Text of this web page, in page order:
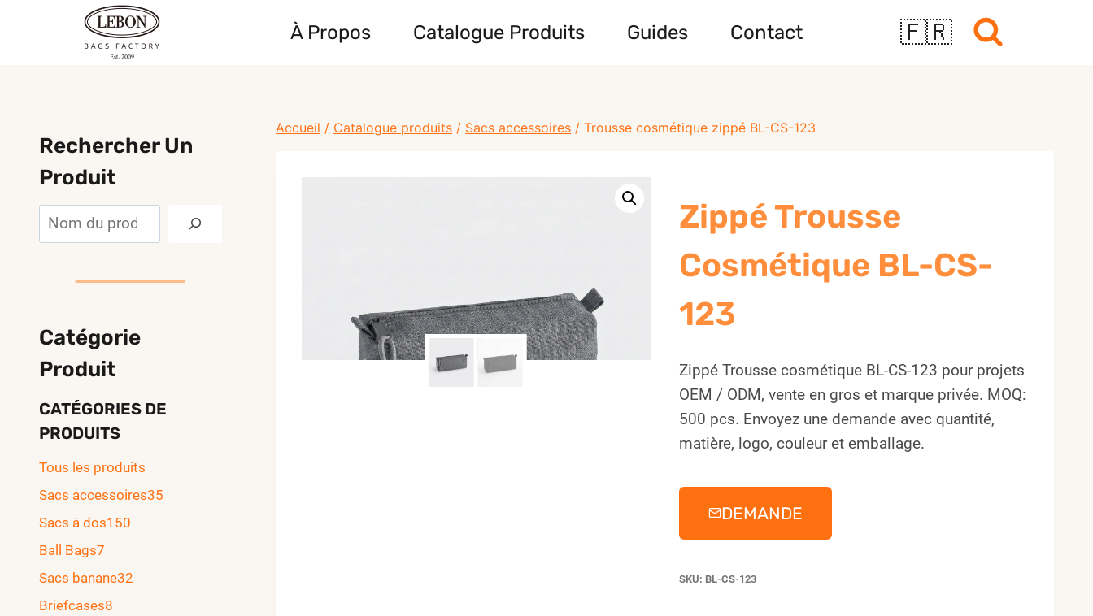
À Propos Catalogue Produits Guides Contact 🇫🇷
Accueil / Catalogue produits / Sacs accessoires / Trousse cosmétique zippé BL-CS-123
Zippé Trousse
Cosmétique BL-CS-
123
Zippé Trousse cosmétique BL-CS-123 pour projets
OEM / ODM, vente en gros et marque privée. MOQ:
500 pcs. Envoyez une demande avec quantité,
matière, logo, couleur et emballage.
DEMANDE
SKU:BL-CS-123
Rechercher Un
Produit
Rechercher
Catégorie
Produit
CATÉGORIES DE
PRODUITS
Tous les produits
Sacs accessoires35
Sacs à dos150
Ball Bags7
Sacs banane32
Briefcases8